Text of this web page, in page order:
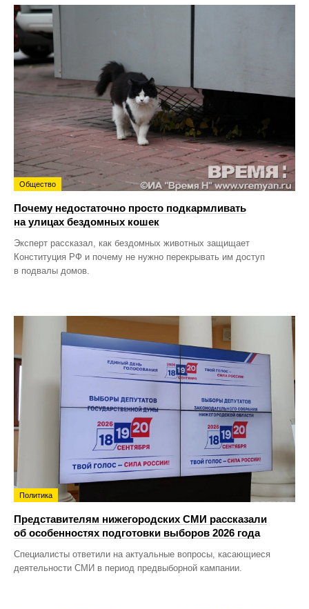
Общество
Почему недостаточно просто подкармливать
на улицах бездомных кошек
Эксперт рассказал, как бездомных животных защищает
Конституция РФ и почему не нужно перекрывать им доступ
в подвалы домов.
Политика
Представителям нижегородских СМИ рассказали
об особенностях подготовки выборов 2026 года
Специалисты ответили на актуальные вопросы, касающиеся
деятельности СМИ в период предвыборной кампании.